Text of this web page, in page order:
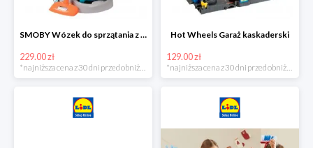
SMOBY Wózek do sprzątania z odkurzaczem
229.00 zł
Hot Wheels Garaż kaskaderski
129.00 zł